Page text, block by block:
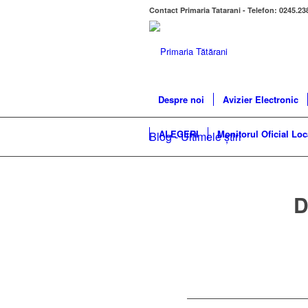
Contact Primaria Tatarani - Telefon:
Despre noi Avizier Electronic
ALEGERI Monitorul Oficial
Blog - Ultimele știri